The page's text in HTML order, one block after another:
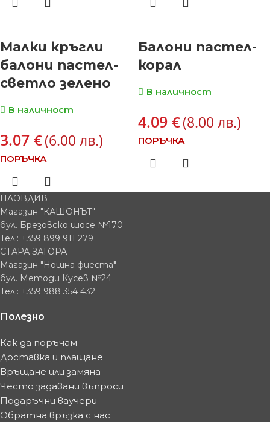
Малки кръгли
балони пастел-
светло зелено
В наличност
3.07 €(6.00 лв.)
ПОРЪЧКА
Балони пастел-
корал
В наличност
4.09 €(8.00 лв.)
ПОРЪЧКА
ПЛОВДИВ
Магазин "КАШОНЪТ"
бул. Брезовско шосе №170
Тел.: +359 899 911 279
СТАРА ЗАГОРА
Магазин "Нощна фиеста"
бул. Методи Кусев №24
Тел.: +359 988 354 432
Полезно
Как да поръчам
Доставка и плащане
Връщане или замяна
Често задавани въпроси
Подаръчни ваучери
Обратна връзка с нас